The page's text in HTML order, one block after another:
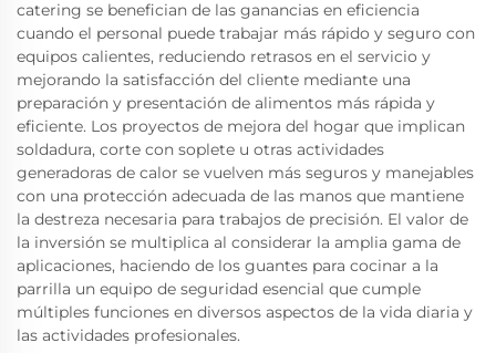
catering se benefician de las ganancias en eficiencia
cuando el personal puede trabajar más rápido y seguro con
equipos calientes, reduciendo retrasos en el servicio y
mejorando la satisfacción del cliente mediante una
preparación y presentación de alimentos más rápida y
eficiente. Los proyectos de mejora del hogar que implican
soldadura, corte con soplete u otras actividades
generadoras de calor se vuelven más seguros y manejables
con una protección adecuada de las manos que mantiene
la destreza necesaria para trabajos de precisión. El valor de
la inversión se multiplica al considerar la amplia gama de
aplicaciones, haciendo de los guantes para cocinar a la
parrilla un equipo de seguridad esencial que cumple
múltiples funciones en diversos aspectos de la vida diaria y
las actividades profesionales.